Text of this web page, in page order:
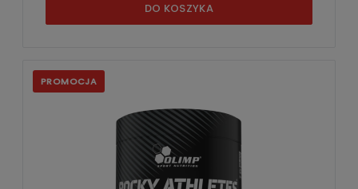
DO KOSZYKA
PROMOCJA